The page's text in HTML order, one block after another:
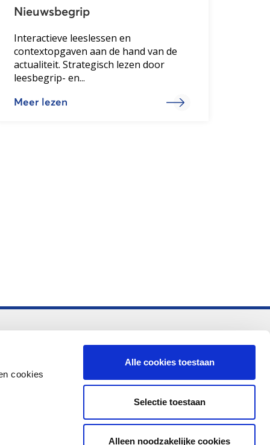
cookies
Alle cookies toestaan
Selectie toestaan
Alleen noodzakelijke cookies
Nieuwsbegrip
Interactieve leeslessen en
contextopgaven aan de hand van de
actualiteit. Strategisch lezen door
leesbegrip- en...
Meer lezen